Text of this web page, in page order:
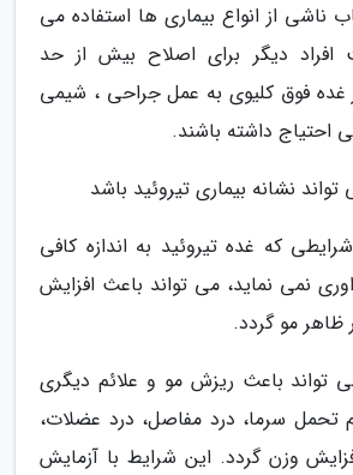
ناشی از انواع بیماری ها استفاده می
دیگر برای اصلاح بیش از حد
غده فوق کلیوی به عمل جراحی ، شیمی
احتیاج داشته باشند.
نشانه بیماری تیروئید باشد
که غده تیروئید به اندازه کافی
نمی نماید، می تواند باعث افزایش
ظاهر مو گردد.
تواند باعث ریزش مو و علائم دیگری
تحمل سرما، درد مفاصل، درد عضلات،
وزن گردد. این شرایط با آزمایش